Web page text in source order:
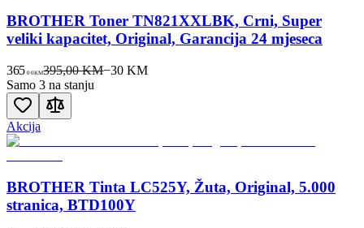
BROTHER Toner TN821XXLBK, Crni, Super
veliki kapacitet, Original, Garancija 24 mjeseca
365 00KM395,00 KM−30 KM
Samo 3 na stanju
Akcija
BROTHER Tinta LC525Y, Žuta, Original, 5.000
stranica, BTD100Y